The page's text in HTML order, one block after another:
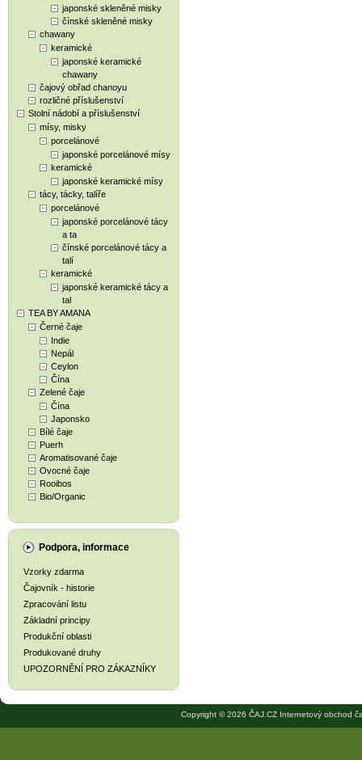
japonské skleněné misky
čínské skleněné misky
chawany
keramické
japonské keramické
chawany
čajový obřad chanoyu
rozličné příslušenství
Stolní nádobí a příslušenství
mísy, misky
porcelánové
japonské porcelánové mísy
keramické
japonské keramické mísy
tácy, tácky, talíře
porcelánové
japonské porcelánové tácy
a ta
čínské porcelánové tácy a
talí
keramické
japonské keramické tácy a
tal
TEA BY AMANA
Černé čaje
Indie
Nepál
Ceylon
Čína
Zelené čaje
Čína
Japonsko
Bílé čaje
Puerh
Aromatisované čaje
Ovocné čaje
Rooibos
Bio/Organic
Podpora, informace
Vzorky zdarma
Čajovník - historie
Zpracování listu
Základní principy
Produkční oblasti
Produkované druhy
UPOZORNĚNÍ PRO ZÁKAZNÍKY
Copyright © 2026 ČAJ.CZ Internetový obchod